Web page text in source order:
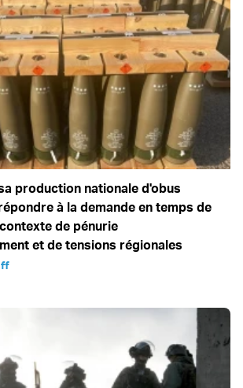
production nationale d'obus
à la demande en temps de
de pénurie
et de tensions régionales